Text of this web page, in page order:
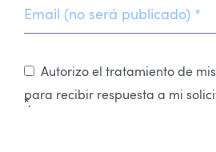
Autorizo el tratamiento de
para recibir respuesta a mi
*.